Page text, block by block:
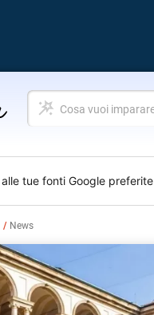
Cosa
vuoi
alle tue fonti Google preferite
News